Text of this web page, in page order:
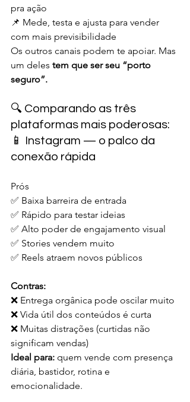
pra ação
📌 Mede, testa e ajusta para vender
com mais previsibilidade
Os outros canais podem te apoiar. Mas
um deles tem que ser seu “porto
seguro”.
🔍 Comparando as três
plataformas mais poderosas:
📱 Instagram — o palco da
conexão rápida
Prós
✅ Baixa barreira de entrada
✅ Rápido para testar ideias
✅ Alto poder de engajamento visual
✅ Stories vendem muito
✅ Reels atraem novos públicos
Contras:
❌ Entrega orgânica pode oscilar muito
❌ Vida útil dos conteúdos é curta
❌ Muitas distrações (curtidas não
significam vendas)
Ideal para: quem vende com presença
diária, bastidor, rotina e
emocionalidade.